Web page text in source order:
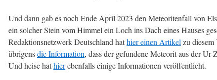
Und dann gab es noch Ende April 2023 den Meteoritenfall von
ein solcher Stein vom Himmel ein Loch ins Dach eines Hauses
Redaktionsnetzwerk Deutschland hathier einen Artikel zu
übrigensdie Information, dass der gefundene Meteorit aus der Ur-
Und heise hathierebenfalls einige Informationen veröffentlicht.